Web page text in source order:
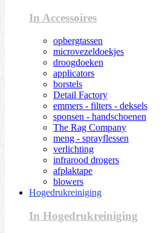
In Accessoires
opbergtassen
microvezeldoekjes
droogdoeken
applicators
borstels
Detail Factory
emmers - filters - deksels
sponsen - handschoenen
The Rag Company
meng - sprayflessen
verlichting
infrarood drogers
afplaktape
blowers
Hogedrukreiniging
In Hogedrukreiniging